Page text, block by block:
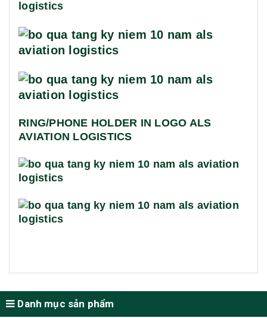
RING/PHONE HOLDER IN LOGO ALS
AVIATION LOGISTICS
Danh mục sản phẩm